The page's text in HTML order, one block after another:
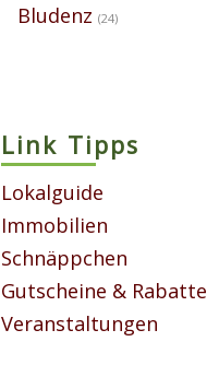
Bludenz (24)
Link Tipps
Lokalguide
Immobilien
Schnäppchen
Gutscheine & Rabatte
Veranstaltungen